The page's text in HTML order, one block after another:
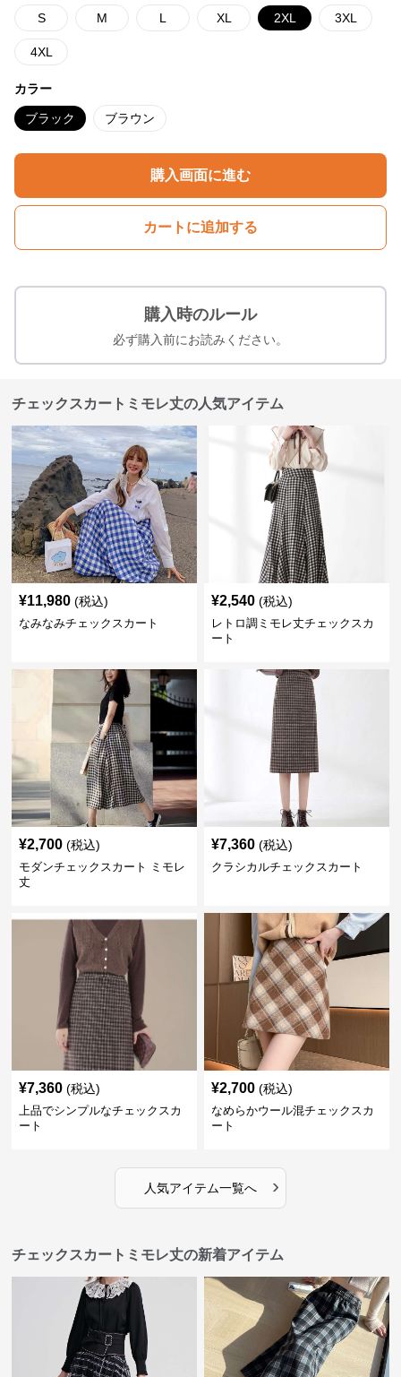
S M L XL 2XL 3XL
4XL
カラー
ブラック ブラウン
購入画面に進む
カートに追加する
購入時のルール
必ず購入前にお読みください。
チェックスカートミモレ丈の人気アイテム
¥11,980 (税込)
なみなみチェックスカート
¥2,540 (税込)
レトロ調ミモレ丈チェックスカ
ート
¥2,700 (税込)
モダンチェックスカート ミモレ
丈
¥7,360 (税込)
クラシカルチェックスカート
¥7,360 (税込)
上品でシンプルなチェックスカ
ート
¥2,700 (税込)
なめらかウール混チェックスカ
ート
人気アイテム一覧へ ›
チェックスカートミモレ丈の新着アイテム